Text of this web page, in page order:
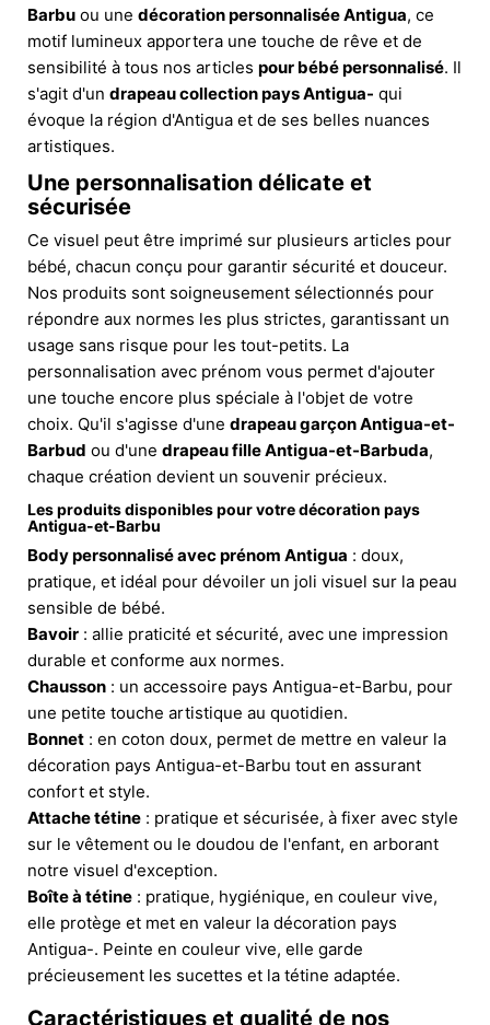
Barbu ou une décoration personnalisée Antigua, ce
motif lumineux apportera une touche de rêve et de
sensibilité à tous nos articles pour bébé personnalisé. Il
s'agit d'un drapeau collection pays Antigua- qui
évoque la région d'Antigua et de ses belles nuances
artistiques.
Une personnalisation délicate et
sécurisée
Ce visuel peut être imprimé sur plusieurs articles pour
bébé, chacun conçu pour garantir sécurité et douceur.
Nos produits sont soigneusement sélectionnés pour
répondre aux normes les plus strictes, garantissant un
usage sans risque pour les tout-petits. La
personnalisation avec prénom vous permet d'ajouter
une touche encore plus spéciale à l'objet de votre
choix. Qu'il s'agisse d'une drapeau garçon Antigua-et-
Barbud ou d'une drapeau fille Antigua-et-Barbuda,
chaque création devient un souvenir précieux.
Les produits disponibles pour votre décoration pays
Antigua-et-Barbu
Body personnalisé avec prénom Antigua : doux,
pratique, et idéal pour dévoiler un joli visuel sur la peau
sensible de bébé.
Bavoir : allie praticité et sécurité, avec une impression
durable et conforme aux normes.
Chausson : un accessoire pays Antigua-et-Barbu, pour
une petite touche artistique au quotidien.
Bonnet : en coton doux, permet de mettre en valeur la
décoration pays Antigua-et-Barbu tout en assurant
confort et style.
Attache tétine : pratique et sécurisée, à fixer avec style
sur le vêtement ou le doudou de l'enfant, en arborant
notre visuel d'exception.
Boîte à tétine : pratique, hygiénique, en couleur vive,
elle protège et met en valeur la décoration pays
Antigua-. Peinte en couleur vive, elle garde
précieusement les sucettes et la tétine adaptée.
Caractéristiques et qualité de nos